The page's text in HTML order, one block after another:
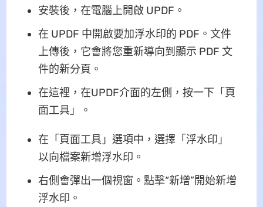
安裝後，在電腦上開啟 UPDF。
在 UPDF 中開啟要加浮水印的 PDF。文件
上傳後，它會將您重新導向到顯示 PDF 文
件的新分頁。
在這裡，在UPDF介面的左側，按一下「頁
面工具」。
在「頁面工具」選項中，選擇「浮水印」
以向檔案新增浮水印。
右側會彈出一個視窗。點擊“新增”開始新增
浮水印。